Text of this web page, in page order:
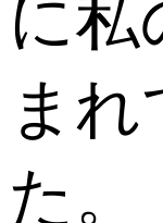
に私
ま
た。